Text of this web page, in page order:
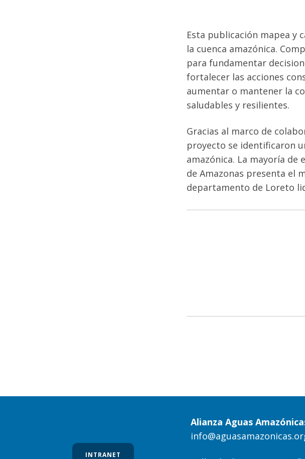
Esta publicación mapea y
la cuenca amazónica.
para fundamentar
fortalecer las acciones
aumentar o mantener la
saludables y resilientes.
Gracias al marco de
proyecto se identificaron
amazónica. La mayoría de
de Amazonas presenta el
departamento de Loreto
INTRANET
Alianza Aguas